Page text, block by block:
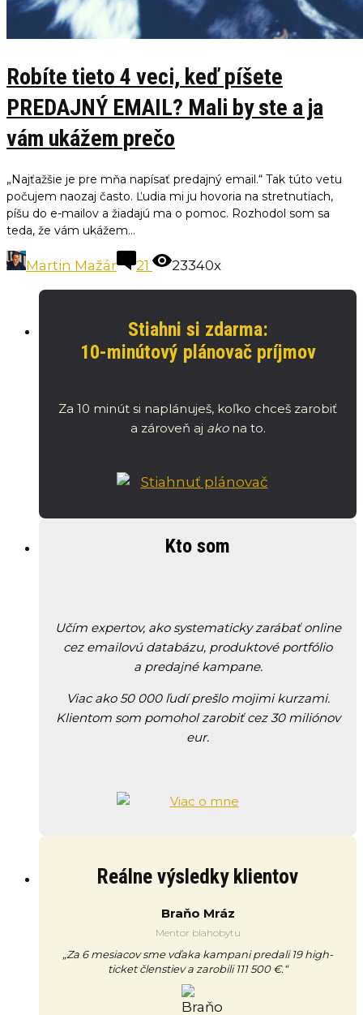
Robíte tieto 4 veci, keď píšete
PREDAJNÝ EMAIL? Mali by ste a ja
vám ukážem prečo
„Najťažšie je pre mňa napísať predajný email.“ Tak túto vetu
počujem naozaj často. Ľudia mi ju hovoria na stretnutiach,
píšu do e-mailov a žiadajú ma o pomoc. Rozhodol som sa
teda, že vám ukážem...
Martin Mažár 21 23340x
Stiahni si zdarma:
10-minútový plánovač príjmov
Za 10 minút si naplánuješ, koľko chceš zarobiť
a zároveň aj ako na to.
Kto som
Učím expertov, ako systematicky zarábať online
cez emailovú databázu, produktové portfólio
a predajné kampane.
Viac ako 50 000 ľudí prešlo mojimi kurzami.
Klientom som pomohol zarobiť cez 30 miliónov
eur.
Reálne výsledky klientov
Braňo Mráz
Mentor blahobytu
„Za 6 mesiacov sme vďaka kampani predali 19 high-
ticket členstiev a zarobili 111 500 €.“